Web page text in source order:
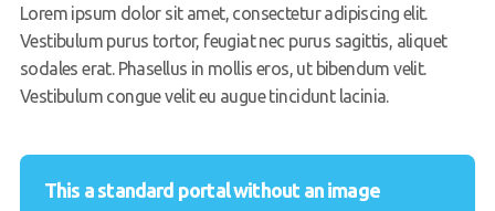
Lorem ipsum dolor sit amet, consectetur adipiscing elit.
Vestibulum purus tortor, feugiat nec purus sagittis, aliquet
sodales erat. Phasellus in mollis eros, ut bibendum velit.
Vestibulum congue velit eu augue tincidunt lacinia.
This a standard portal without an image